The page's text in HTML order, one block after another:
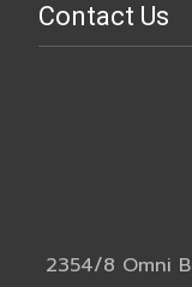
Contact Us
2354/8 Omni